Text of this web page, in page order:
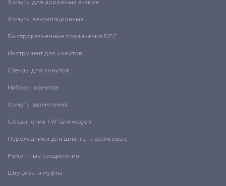
Хомуты для дорожных знаков
Хомуты вентиляционные
Быстроразъемные соединения БРС
Инструмент для хомутов
Стенды для хомутов
Наборы хомутов
Хомуты заземления
Соединения TW Tankwagen
Переходники для шланга пластиковые
Ремонтные соединения
Штуцеры и муфты